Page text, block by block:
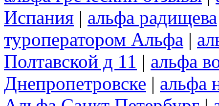
Испания | альфа радищева
туроператором Альфа |
Полтавской д 11 | альфа
Днепропетровске | альфа